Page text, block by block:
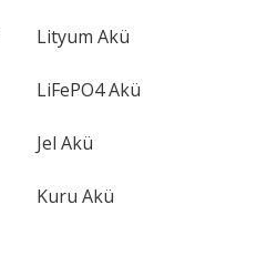
Lityum Akü
LiFePO4 Akü
Jel Akü
Kuru Akü